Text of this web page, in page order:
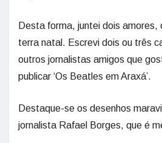
Desta forma, juntei dois amores,
terra natal. Escrevi dois ou três
outros jornalistas amigos que
publicar ‘Os Beatles em Araxá’.
Destaque-se os desenhos
jornalista Rafael Borges, que é